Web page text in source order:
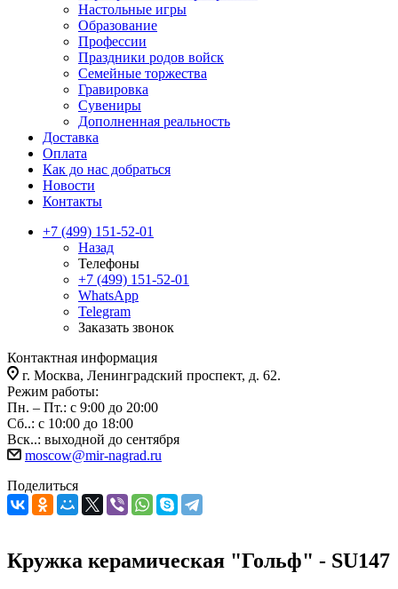
Настольные игры
Образование
Профессии
Праздники родов войск
Семейные торжества
Гравировка
Сувениры
Дополненная реальность
Доставка
Оплата
Как до нас добраться
Новости
Контакты
+7 (499) 151-52-01
Назад
Телефоны
+7 (499) 151-52-01
WhatsApp
Telegram
Заказать звонок
Контактная информация
г. Москва, Ленинградский проспект, д. 62.
Режим работы:
Пн. – Пт.: с 9:00 до 20:00
Сб..: с 10:00 до 18:00
Вск..: выходной до сентября
moscow@mir-nagrad.ru
Поделиться
Кружка керамическая "Гольф" - SU147